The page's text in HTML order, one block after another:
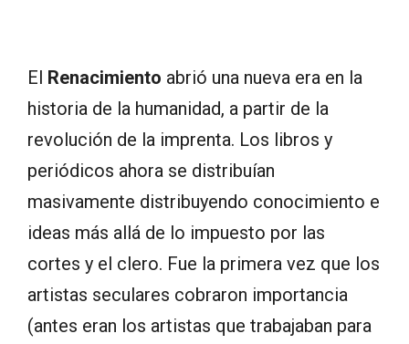
El Renacimiento abrió una nueva era en la
historia de la humanidad, a partir de la
revolución de la imprenta. Los libros y
periódicos ahora se distribuían
masivamente distribuyendo conocimiento e
ideas más allá de lo impuesto por las
cortes y el clero. Fue la primera vez que los
artistas seculares cobraron importancia
(antes eran los artistas que trabajaban para